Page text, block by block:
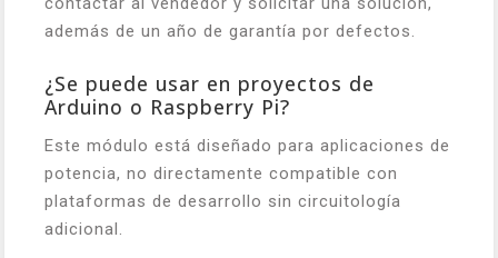
además de un año de garantía por defectos.
¿Se puede usar en proyectos de
Arduino o Raspberry Pi?
Este módulo está diseñado para aplicaciones de
potencia, no directamente compatible con
plataformas de desarrollo sin circuitología
adicional.